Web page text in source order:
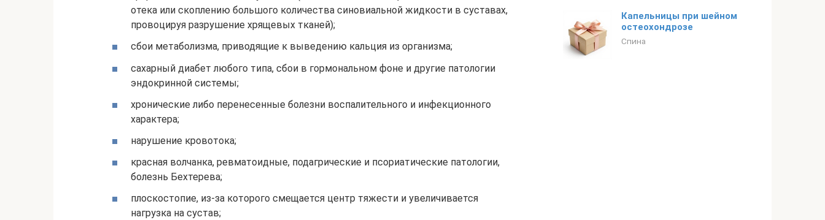
отека или скоплению большого количества синовиальной жидкости в суставах,
провоцируя разрушение хрящевых тканей);
сбои метаболизма, приводящие к выведению кальция из организма;
сахарный диабет любого типа, сбои в гормональном фоне и другие патологии
эндокринной системы;
хронические либо перенесенные болезни воспалительного и инфекционного
характера;
нарушение кровотока;
красная волчанка, ревматоидные, подагрические и псориатические патологии,
болезнь Бехтерева;
плоскостопие, из-за которого смещается центр тяжести и увеличивается
нагрузка на сустав;
Капельницы при шейном
остеохондрозе
Спина